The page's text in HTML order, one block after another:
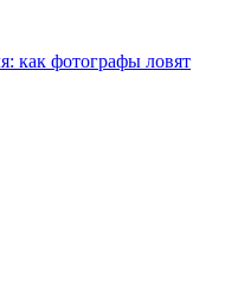
как фотографы ловят